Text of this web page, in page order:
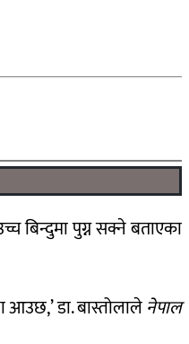
बिन्दुमा पुग्न सक्ने बताएका
डा. बास्तोलालेनेपाल